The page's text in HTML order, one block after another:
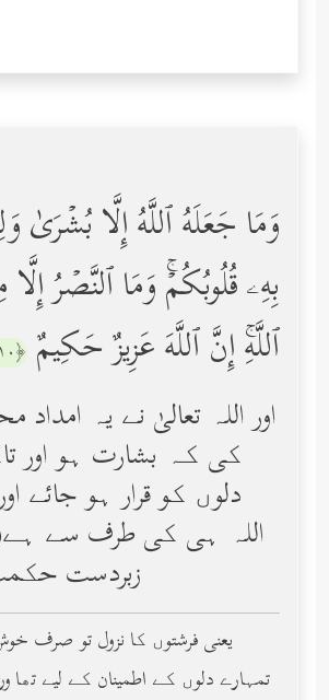
وَمَا جَعَلَهُ ٱللَّهُ إِلَّا بُشۡرَىٰ
بِهِۦ قُلُوبُكُمۡۚ وَمَا ٱلنَّصۡرُ
ٱللَّهِۚ إِنَّ ٱللَّهَ عَزِیزٌ حَكِیمٌ ﴿١٠﴾
اور اللہ تعالیٰ نے یہ
کی کہ بشارت ہو اور
دلوں کو قرار ہو جائے
زبردست
تمہارے دلوں کے اطمینان کے لیے تھا